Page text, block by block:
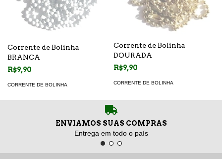
Corrente de Bolinha
BRANCA
R$9,90
CORRENTE DE BOLINHA
Corrente de Bolinha
DOURADA
R$9,90
CORRENTE DE BOLINHA
ENVIAMOS SUAS COMPRAS
Entrega em todo o país